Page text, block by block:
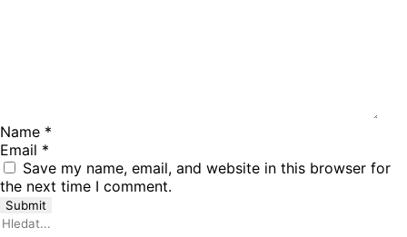
Name *
Email *
Save my name, email, and website in this browser for
the next time I comment.
Hledat